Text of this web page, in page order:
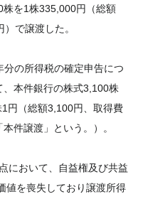
を1株335,000円（総額
で譲渡した。
の所得税の確定申告につ
本件銀行の株式3,100株
1円（総額3,100円、取得費
件譲渡」という。）。
において、自益権及び共益
値を喪失しており譲渡所得